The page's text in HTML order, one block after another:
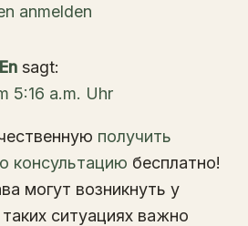
anmelden
sagt:
5:16 a.m. Uhr
получить
консультацию бесплатно!
могут возникнуть у
ситуациях важно